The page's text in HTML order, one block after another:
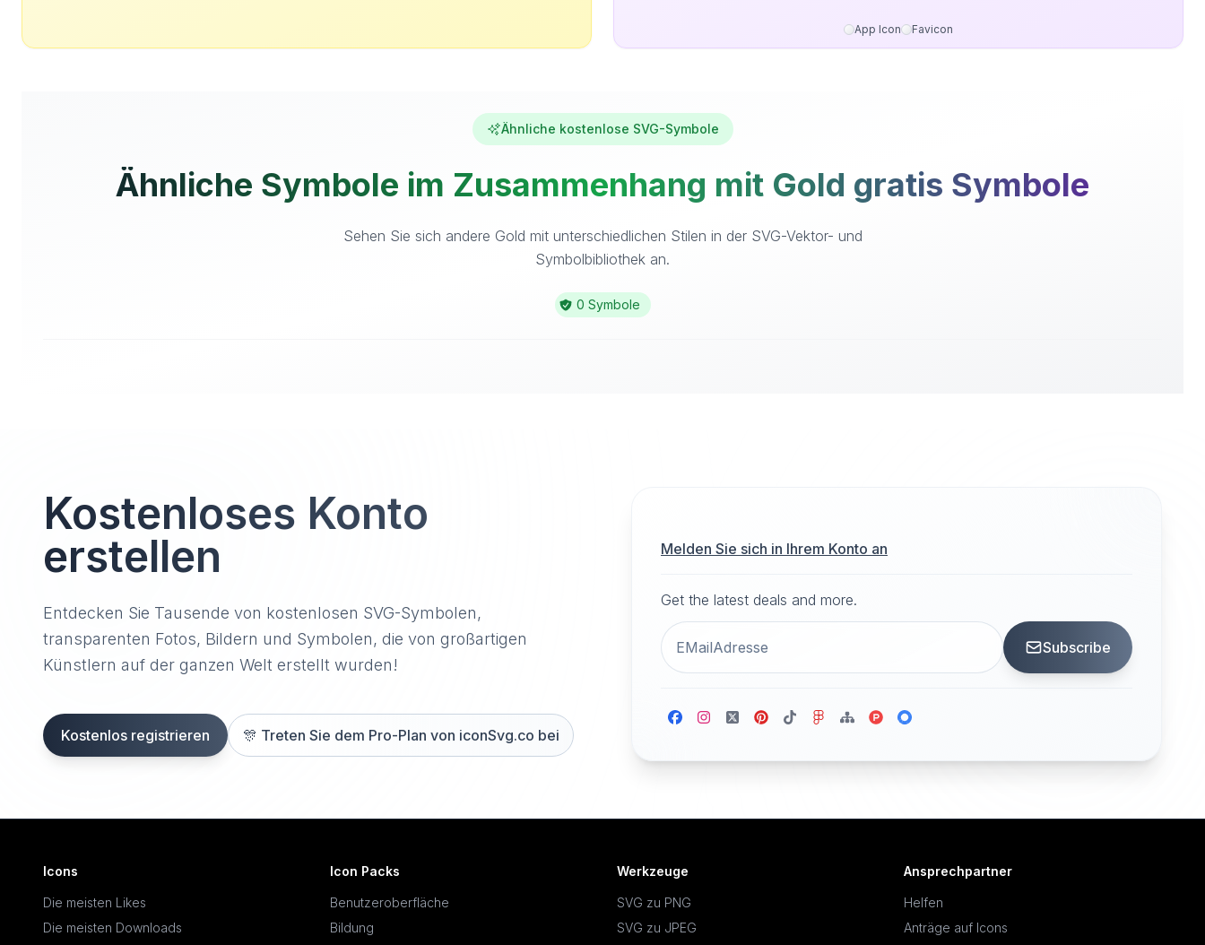
App Icon Favicon
Ähnliche kostenlose SVG-Symbole
Ähnliche Symbole im Zusammenhang mit Gold gratis Symbole
Sehen Sie sich andere Gold mit unterschiedlichen Stilen in der SVG-Vektor- und
Symbolbibliothek an.
0 Symbole
Kostenloses Konto
erstellen
Entdecken Sie Tausende von kostenlosen SVG-Symbolen,
transparenten Fotos, Bildern und Symbolen, die von großartigen
Künstlern auf der ganzen Welt erstellt wurden!
Kostenlos registrieren 🎊 Treten Sie dem Pro-Plan von iconSvg.co bei
Melden Sie sich in Ihrem Konto an
Get the latest deals and more.
Subscribe
Icons
Die meisten Likes
Die meisten Downloads
Icon Packs
Benutzeroberfläche
Bildung
Werkzeuge
SVG zu PNG
SVG zu JPEG
Ansprechpartner
Helfen
Anträge auf Icons